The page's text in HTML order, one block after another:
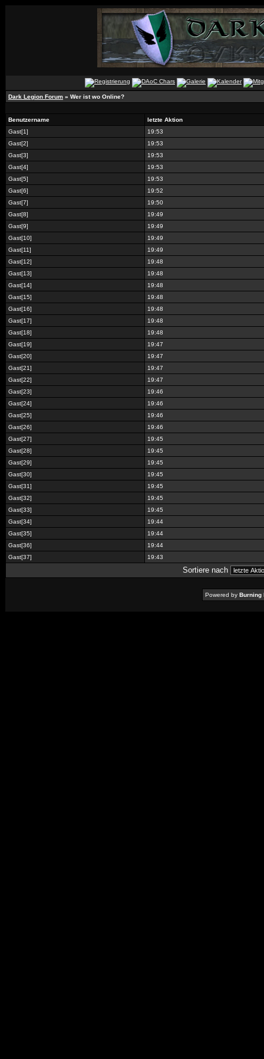
Dark Legion Forum » Wer ist wo Online?
Benutzername
letzte Aktion
Gast[1]
19:53
Gast[2]
19:53
Gast[3]
19:53
Gast[4]
19:53
Gast[5]
19:53
Gast[6]
19:52
Gast[7]
19:50
Gast[8]
19:49
Gast[9]
19:49
Gast[10]
19:49
Gast[11]
19:49
Gast[12]
19:48
Gast[13]
19:48
Gast[14]
19:48
Gast[15]
19:48
Gast[16]
19:48
Gast[17]
19:48
Gast[18]
19:48
Gast[19]
19:47
Gast[20]
19:47
Gast[21]
19:47
Gast[22]
19:47
Gast[23]
19:46
Gast[24]
19:46
Gast[25]
19:46
Gast[26]
19:46
Gast[27]
19:45
Gast[28]
19:45
Gast[29]
19:45
Gast[30]
19:45
Gast[31]
19:45
Gast[32]
19:45
Gast[33]
19:45
Gast[34]
19:44
Gast[35]
19:44
Gast[36]
19:44
Gast[37]
19:43
Sortiere nach
Powered by Burning